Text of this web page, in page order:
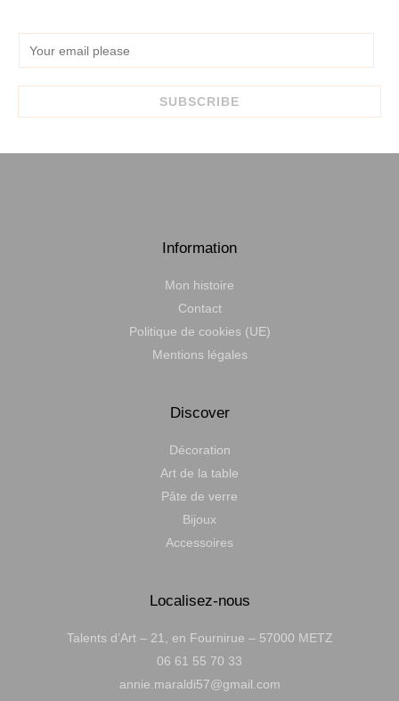
m
a
i
SUBSCRIBE
Information
Mon histoire
Contact
Politique de cookies (UE)
Mentions légales
Discover
Décoration
Art de la table
Pâte de verre
Bijoux
Accessoires
Localisez-nous
Talents d’Art – 21, en Fournirue – 57000 METZ
06 61 55 70 33
annie.maraldi57@gmail.com